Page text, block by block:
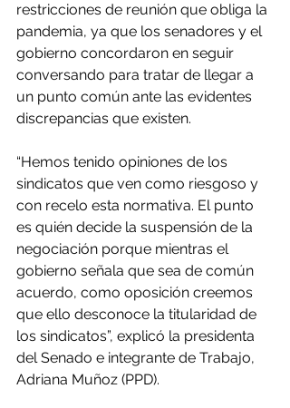
restricciones de reunión que obliga la
pandemia, ya que los senadores y el
gobierno concordaron en seguir
conversando para tratar de llegar a
un punto común ante las evidentes
discrepancias que existen.
“Hemos tenido opiniones de los
sindicatos que ven como riesgoso y
con recelo esta normativa. El punto
es quién decide la suspensión de la
negociación porque mientras el
gobierno señala que sea de común
acuerdo, como oposición creemos
que ello desconoce la titularidad de
los sindicatos”, explicó la presidenta
del Senado e integrante de Trabajo,
Adriana Muñoz (PPD).